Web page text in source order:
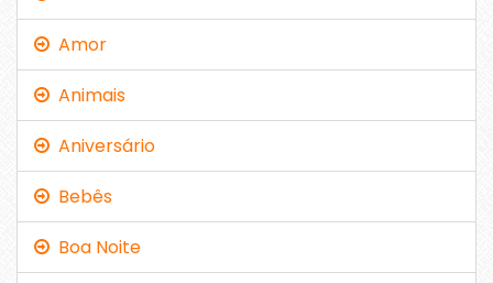
Amor
Animais
Aniversário
Bebês
Boa Noite